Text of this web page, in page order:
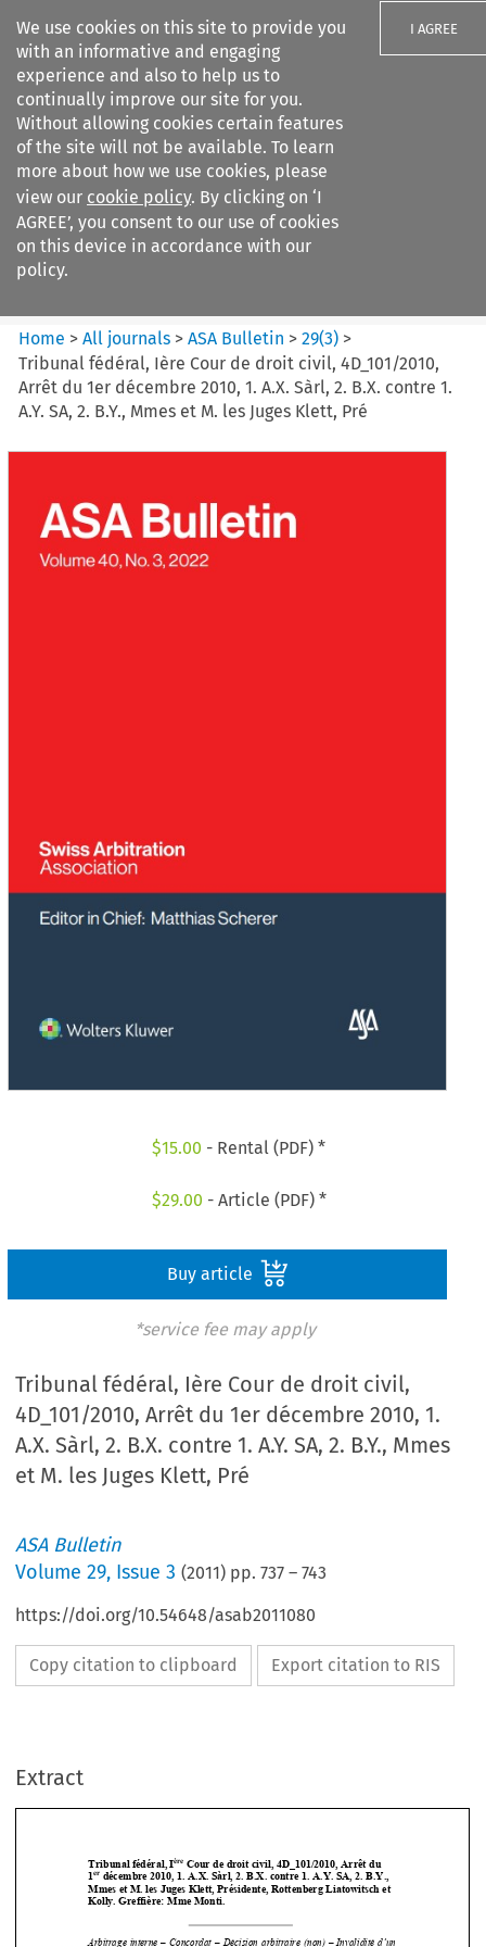
We use cookies on this site to provide you
with an informative and engaging
experience and also to help us to
continually improve our site for you.
Without allowing cookies certain features
of the site will not be available. To learn
more about how we use cookies, please
view our cookie policy. By clicking on ‘I
AGREE’, you consent to our use of cookies
on this device in accordance with our
policy.
I AGREE
Search filters
ASA Bulletin
Home >All journals >ASA Bulletin >29(3) >
Tribunal fédéral, Ière Cour de droit civil, 4D_101/2010,
Arrêt du 1er décembre 2010, 1. A.X. Sàrl, 2. B.X. contre 1.
A.Y. SA, 2. B.Y., Mmes et M. les Juges Klett, Pré
$15.00 - Rental (PDF) *
$29.00 - Article (PDF) *
Buy article
*service fee may apply
Tribunal fédéral, Ière Cour de droit civil,
4D_101/2010, Arrêt du 1er décembre 2010, 1.
A.X. Sàrl, 2. B.X. contre 1. A.Y. SA, 2. B.Y., Mmes
et M. les Juges Klett, Pré
ASA Bulletin
Volume29, Issue 3 (2011) pp.737 –743
https://doi.org/10.54648/asab2011080
Copy citation to clipboard Export citation to RIS
Extract
 

 



 
Tribunal fédéral, Ière Cour de droit civil, 4D_101/2010, Arrêt du
Kolly. Greffière: Mme Monti.
Arbitrage  interne  –  Concordat  –  Décisi